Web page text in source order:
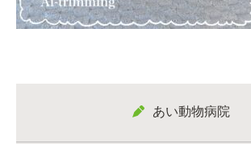
あい動物病院